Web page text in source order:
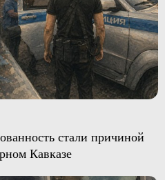
стали причиной
Кавказе